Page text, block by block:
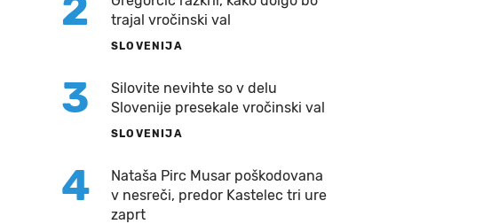
2
trajal vročinski val
SLOVENIJA
3
Silovite nevihte so v delu
Slovenije presekale vročinski val
SLOVENIJA
4
Nataša Pirc Musar poškodovana
v nesreči, predor Kastelec tri ure
zaprt